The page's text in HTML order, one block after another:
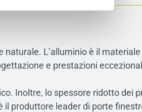
L’alluminio è il
e prestazioni
Inoltre, lo spessore ridotto dei
il produttore leader di porte